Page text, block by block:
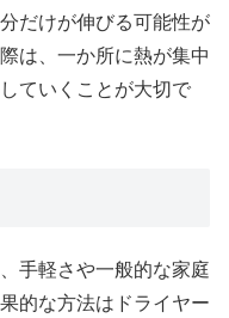
だけが伸びる可能性が
は、一か所に熱が集中
ていくことが大切で
手軽さや一般的な家庭
的な方法はドライヤー